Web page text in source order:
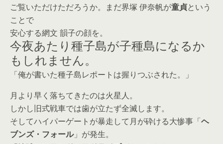
ご覧いただけただろうか。まだ界塚 伊奈帆が童貞という
ことで
安心する網文 韻子の顔を。
今夜あたり種子島が子種島になるか
もしれません。
「俺が書いた種子島レポートは握りつぶされた。」
月より早く落ちてきたのは火星人。
しかし旧式戦車では歯が立たず全滅します。
そしてハイパーゲートが暴走して月が砕ける大惨事「ヘ
ブンズ・フォール」が発生。